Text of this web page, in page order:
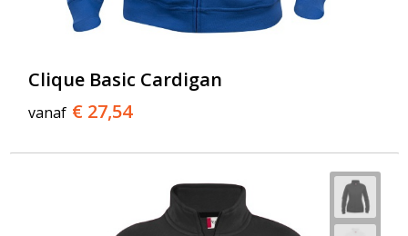
Clique Basic Cardigan
vanaf € 27,54